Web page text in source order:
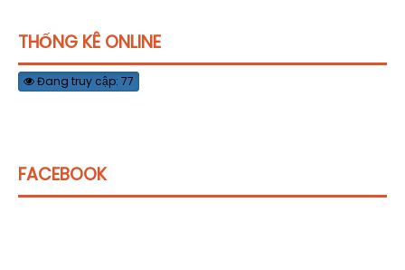
THỐNG KÊ ONLINE
Đang truy cập: 77
FACEBOOK